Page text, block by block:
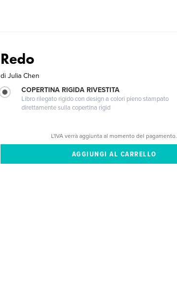
Redo
di Julia Chen
COPERTINA RIGIDA RIVESTITA
Libro rilegato rigido con design a colori pieno stampato
direttamente sulla copertina rigid
L'IVA verrà aggiunta al momento del pagamento.